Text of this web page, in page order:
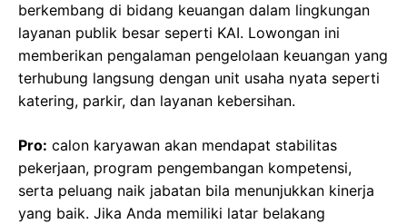
berkembang di bidang keuangan dalam lingkungan
layanan publik besar seperti KAI. Lowongan ini
memberikan pengalaman pengelolaan keuangan yang
terhubung langsung dengan unit usaha nyata seperti
katering, parkir, dan layanan kebersihan.
Pro: calon karyawan akan mendapat stabilitas
pekerjaan, program pengembangan kompetensi,
serta peluang naik jabatan bila menunjukkan kinerja
yang baik. Jika Anda memiliki latar belakang